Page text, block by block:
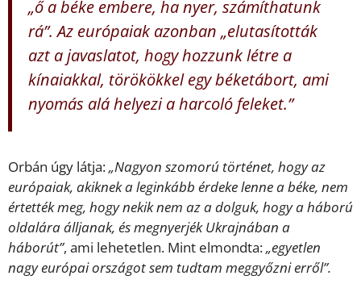
„ő a béke embere, ha nyer, számíthatunk
rá”. Az európaiak azonban „elutasították
azt a javaslatot, hogy hozzunk létre a
kínaiakkal, törökökkel egy béketábort, ami
nyomás alá helyezi a harcoló feleket.”
Orbán úgy látja:„Nagyon szomorú történet, hogy az
európaiak, akiknek a leginkább érdeke lenne a béke, nem
értették meg, hogy nekik nem az a dolguk, hogy a háború
oldalára álljanak, és megnyerjék Ukrajnában a
háborút”, ami lehetetlen. Mint elmondta:„egyetlen
nagy európai országot sem tudtam meggyőzni erről”.